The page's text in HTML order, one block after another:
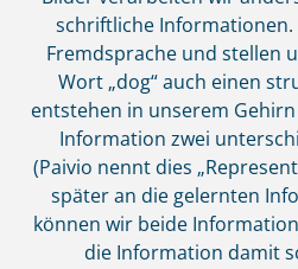
schriftliche Informationen.
Fremdsprache und stellen
Wort „dog“ auch einen
entstehen in unserem
Information zwei
(Paivio nennt dies
später an die gelernten
können wir beide
die Information damit